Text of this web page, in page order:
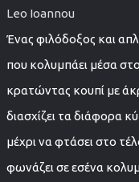
Leo Ioannou
Ένας φιλόδοξος και
που κολυμπάει μέσα
κρατώντας κουπί με
διασχίζει τα διάφορα
μέχρι να φτάσει στο
φωνάζει σε εσένα